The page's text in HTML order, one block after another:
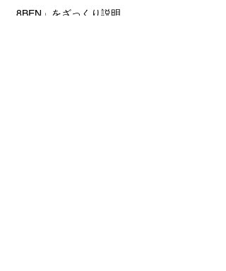
8BEN」をざっくり説明